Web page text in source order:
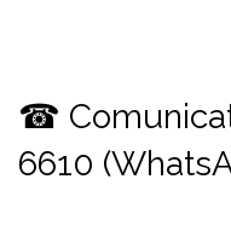
☎
6610